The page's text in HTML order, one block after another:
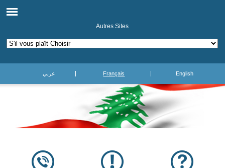
Autres Sites
عربي Français English